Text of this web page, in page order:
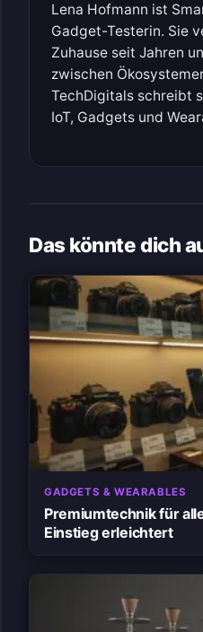
Lena Hofmann ist
Gadget-Testerin. Sie
Zuhause seit Jahren
zwischen
TechDigitals schreibt
IoT, Gadgets und
Das könnte dich
GADGETS & WEARABLES
Premiumtechnik für
Einstieg erleichtert